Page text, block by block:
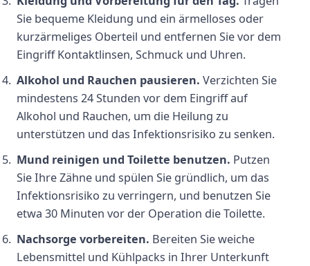
Sie bequeme Kleidung und ein ärmelloses oder
kurzärmeliges Oberteil und entfernen Sie vor dem
Eingriff Kontaktlinsen, Schmuck und Uhren.
Alkohol und Rauchen pausieren. Verzichten Sie
mindestens 24 Stunden vor dem Eingriff auf
Alkohol und Rauchen, um die Heilung zu
unterstützen und das Infektionsrisiko zu senken.
Mund reinigen und Toilette benutzen. Putzen
Sie Ihre Zähne und spülen Sie gründlich, um das
Infektionsrisiko zu verringern, und benutzen Sie
etwa 30 Minuten vor der Operation die Toilette.
Nachsorge vorbereiten. Bereiten Sie weiche
Lebensmittel und Kühlpacks in Ihrer Unterkunft